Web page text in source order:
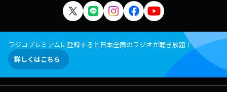
ラジコプレミアムに登録すると日本全国のラジオが聴き放題！
詳しくはこちら